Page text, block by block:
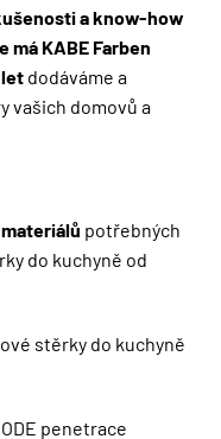
a know-how
má KABE Farben
let dodáváme a
vašich domovů a
potřebných
do kuchyně od
stěrky do kuchyně
penetrace